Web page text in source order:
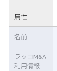
属性
名前
ラッコM&A
利用情報